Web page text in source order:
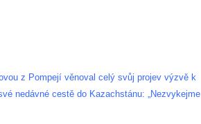
z Pompejí věnoval celý svůj projev výzvě k
nedávné cestě do Kazachstánu: „Nezvykejme